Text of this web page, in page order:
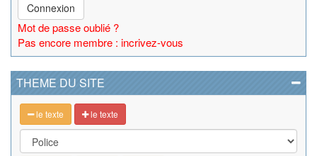
Connexion
Mot de passe oublié ?
Pas encore membre : incrivez-vous
THEME DU SITE
le texte le texte